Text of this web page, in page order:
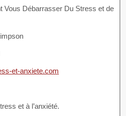
Vous Débarrasser Du Stress et de
et-anxiete.com
et à l’anxiété.